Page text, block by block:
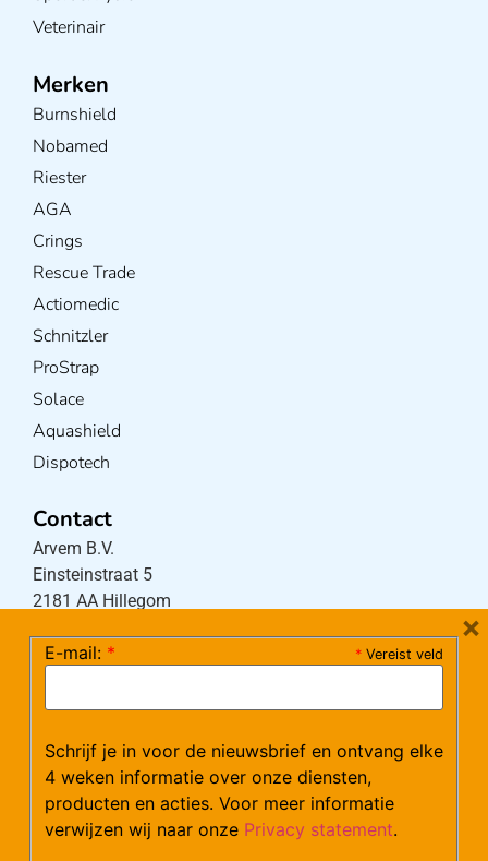
Veterinair
Merken
Burnshield
Nobamed
Riester
AGA
Crings
Rescue Trade
Actiomedic
Schnitzler
ProStrap
Solace
Aquashield
Dispotech
Contact
Arvem B.V.
Einsteinstraat 5
2181 AA Hillegom
(maandag – donderdag 08:30-17:15 uur / vrijdag
Mail:klantenservice@arvem.nl
Werken bij Arvem?
* Vereist veld
E-mail: *
Schrijf je in voor de nieuwsbrief en ontvang elke
4 weken informatie over onze diensten,
producten en acties. Voor meer informatie
verwijzen wij naar onze Privacy statement.
×